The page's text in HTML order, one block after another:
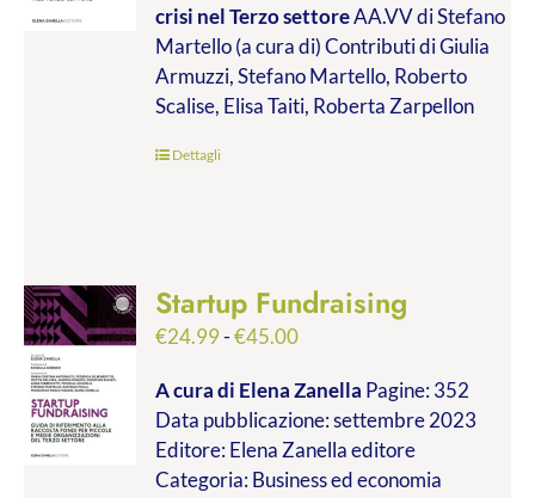
€9.99
a
€19.00
crisi nel Terzo settoreAA.VV di Stefano
Martello (a cura di) Contributi di Giulia
Armuzzi, Stefano Martello, Roberto
Scalise, Elisa Taiti, Roberta Zarpellon
Dettagli
Startup Fundraising
€24.99-€45.00Fascia
prezzo:
da
€24.99
a
A cura di Elena Zanella Pagine: 352
Data pubblicazione: settembre 2023
Editore: Elena Zanella editore
Categoria: Business ed economia